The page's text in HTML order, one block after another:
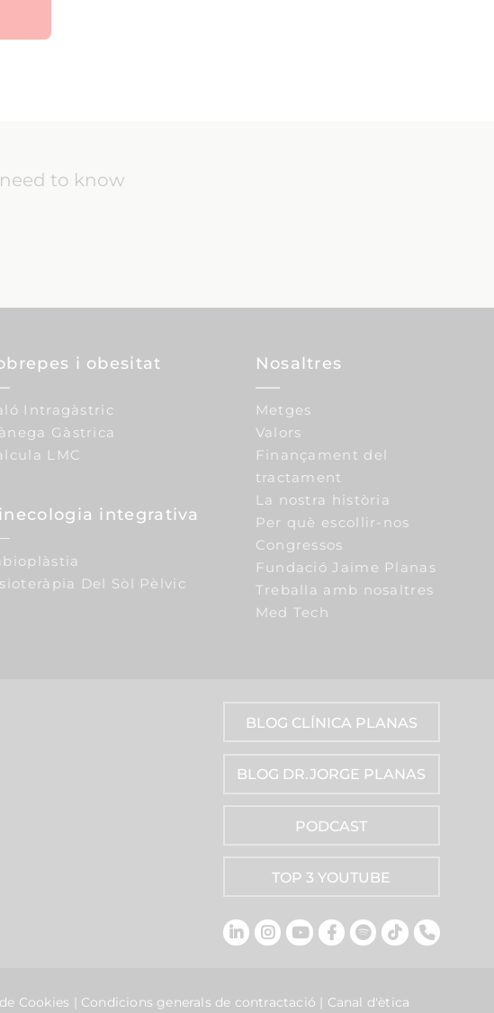
to know
i obesitat
Intragàstric
Gàstrica
LMC
integrativa
Del Sòl Pèlvic
Nosaltres
Metges
Valors
Finançament del
tractament
La nostra història
Per què escollir-nos
Congressos
Fundació Jaime Planas
Treballa amb nosaltres
Med Tech
BLOG CLÍNICA PLANAS
BLOG DR.JORGE PLANAS
PODCAST
TOP 3 YOUTUBE
Cookies Condicions generals de contractació Canal d'ètica